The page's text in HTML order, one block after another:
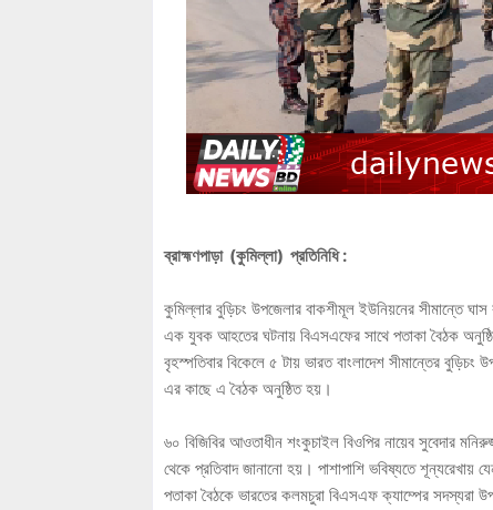
ব্রাহ্মণপাড়া (কুমিল্লা) প্রতিনিধি :
কুমিল্লার বুড়িচং উপজেলার বাকশীমূল ইউনিয়নের সীমান্তে
এক যুবক আহতের ঘটনায় বিএসএফের সাথে পতাকা বৈঠক
বৃহস্পতিবার বিকেলে ৫ টায় ভারত বাংলাদেশ সীমান্তের
এর কাছে এ বৈঠক অনুষ্ঠিত হয়।
৬০ বিজিবির আওতাধীন শংকুচাইল বিওপির নায়েব সুবেদার
থেকে প্রতিবাদ জানানো হয়। পাশাপাশি ভবিষ্যতে শূন্যরেখায়
পতাকা বৈঠকে ভারতের কলমচুরা বিএসএফ ক্যাম্পের সদস্যরা